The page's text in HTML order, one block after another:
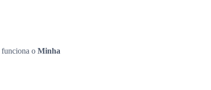
funciona o Minha